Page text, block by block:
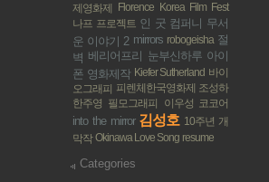
제영화제
Florence Korea Film Fest
나프 프로젝트 인 굿 컴퍼니 무서
운 이야기 2 mirrors robogeisha 절
벽 베리어프리 눈부신하루 아이
폰 영화제작 Kiefer Sutherland 바이
오그래피 피렌체한국영화제 조성하
한주영 필모그래피 이우성 코코어
into the mirror 김성호 10주년 개
막작 Okinawa Love Song resume
Categories